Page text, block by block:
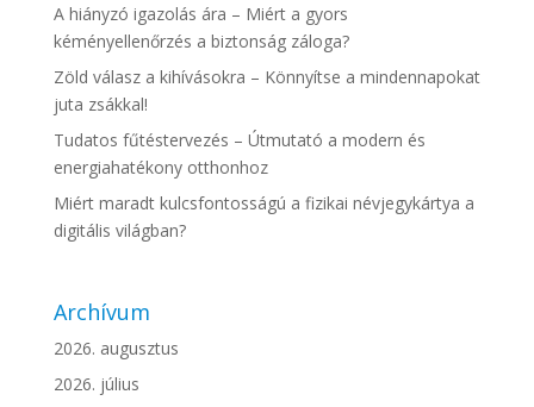
A hiányzó igazolás ára – Miért a gyors
kéményellenőrzés a biztonság záloga?
Zöld válasz a kihívásokra – Könnyítse a mindennapokat
juta zsákkal!
Tudatos fűtéstervezés – Útmutató a modern és
energiahatékony otthonhoz
Miért maradt kulcsfontosságú a fizikai névjegykártya a
digitális világban?
Archívum
2026. augusztus
2026. július